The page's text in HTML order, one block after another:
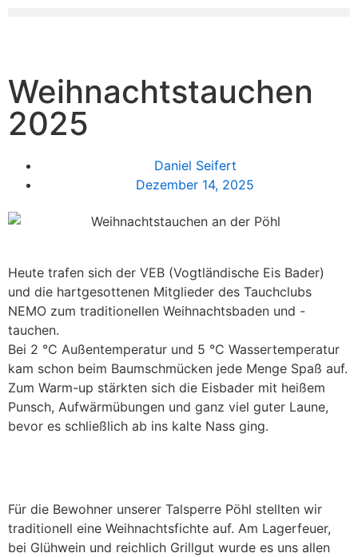
Weihnachtstauchen
2025
Daniel Seifert
Dezember 14, 2025
Heute trafen sich der VEB (Vogtländische Eis Bader)
und die hartgesottenen Mitglieder des Tauchclubs
NEMO zum traditionellen Weihnachtsbaden und -
tauchen.
Bei 2 °C Außentemperatur und 5 °C Wassertemperatur
kam schon beim Baumschmücken jede Menge Spaß auf.
Zum Warm-up stärkten sich die Eisbader mit heißem
Punsch, Aufwärmübungen und ganz viel guter Laune,
bevor es schließlich ab ins kalte Nass ging.
Für die Bewohner unserer Talsperre Pöhl stellten wir
traditionell eine Weihnachtsfichte auf. Am Lagerfeuer,
bei Glühwein und reichlich Grillgut wurde es uns allen